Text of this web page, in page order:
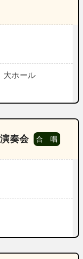
大ホール
奏会 合 唱